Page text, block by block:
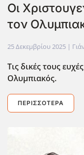
Oι
τον
25 Δεκεμβρίου 2025 |
Τις δικές τους
Ολυμπιακός.
ΠΕΡΙΣΣΌΤΕΡΑ